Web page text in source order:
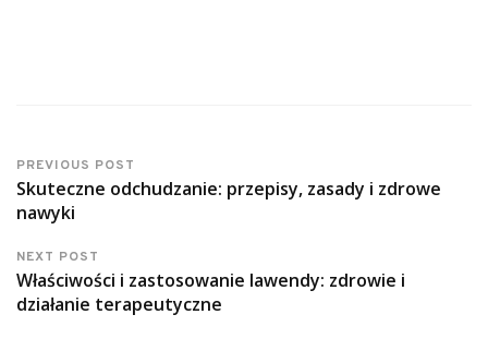
PREVIOUS POST
Skuteczne odchudzanie: przepisy, zasady i zdrowe
nawyki
NEXT POST
Właściwości i zastosowanie lawendy: zdrowie i
działanie terapeutyczne